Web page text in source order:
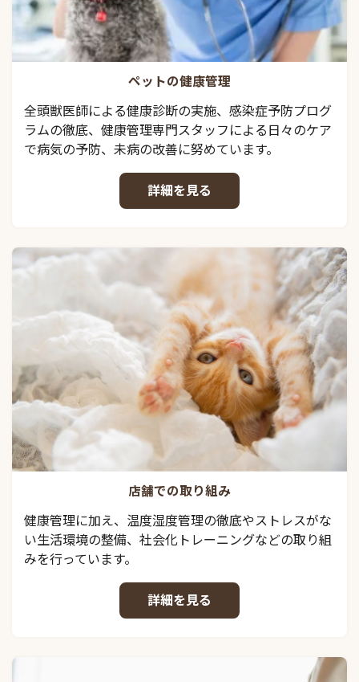
ペットの健康管理
全頭獣医師による健康診断の実施、感染症予防プログ
ラムの徹底、健康管理専門スタッフによる日々のケア
で病気の予防、未病の改善に努めています。
詳細を見る
店舗での取り組み
健康管理に加え、温度湿度管理の徹底やストレスがな
い生活環境の整備、社会化トレーニングなどの取り組
みを行っています。
詳細を見る